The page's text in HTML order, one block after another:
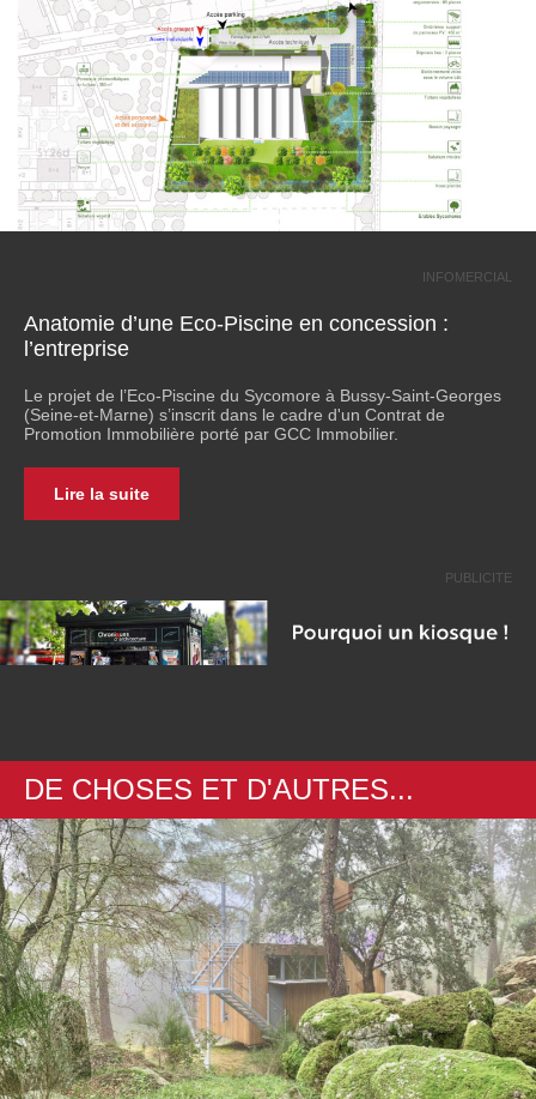
INFOMERCIAL
Anatomie d’une Eco-Piscine en concession :
l’entreprise
Le projet de l’Eco-Piscine du Sycomore à Bussy-Saint-Georges
(Seine-et-Marne) s’inscrit dans le cadre d'un Contrat de
Promotion Immobilière porté par GCC Immobilier.
Lire la suite
PUBLICITE
DE CHOSES ET D'AUTRES...